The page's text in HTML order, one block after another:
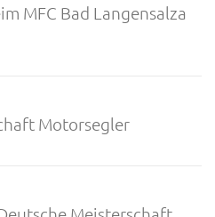
MFC Bad Langensalza
Motorsegler